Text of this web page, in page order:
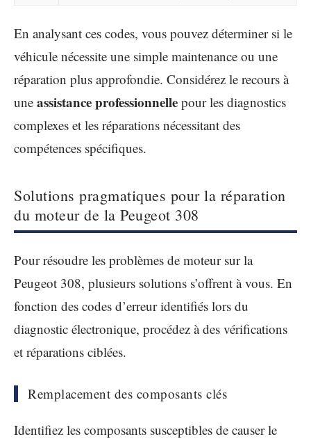
En analysant ces codes, vous pouvez déterminer si le
véhicule nécessite une simple maintenance ou une
réparation plus approfondie. Considérez le recours à
une assistance professionnelle pour les diagnostics
complexes et les réparations nécessitant des
compétences spécifiques.
Solutions pragmatiques pour la réparation
du moteur de la Peugeot 308
Pour résoudre les problèmes de moteur sur la
Peugeot 308, plusieurs solutions s’offrent à vous. En
fonction des codes d’erreur identifiés lors du
diagnostic électronique, procédez à des vérifications
et réparations ciblées.
Remplacement des composants clés
Identifiez les composants susceptibles de causer le